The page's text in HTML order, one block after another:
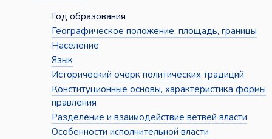
Год образования
Географическое положение, площадь, границы
Население
Язык
Исторический очерк политических традиций
Конституционные основы, характеристика формы
правления
Разделение и взаимодействие ветвей власти
Особенности исполнительной власти